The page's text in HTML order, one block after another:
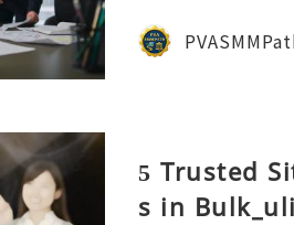
hting entire
"clip" of
5 Trusted
s in